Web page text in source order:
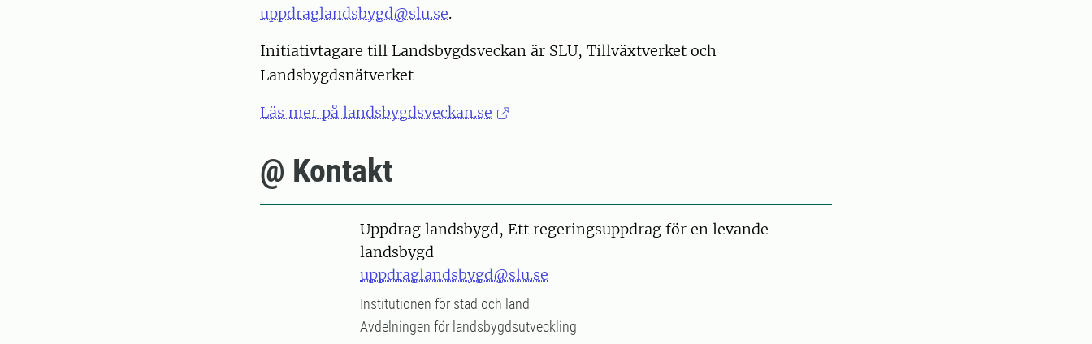
uppdraglandsbygd@slu.se.
Initiativtagare till Landsbygdsveckan är SLU, Tillväxtverket och
Landsbygdsnätverket
Läs mer på landsbygdsveckan.se
@ Kontakt
Uppdrag landsbygd, Ett regeringsuppdrag för en levande
landsbygd
uppdraglandsbygd@slu.se
Institutionen för stad och land
Avdelningen för landsbygdsutveckling